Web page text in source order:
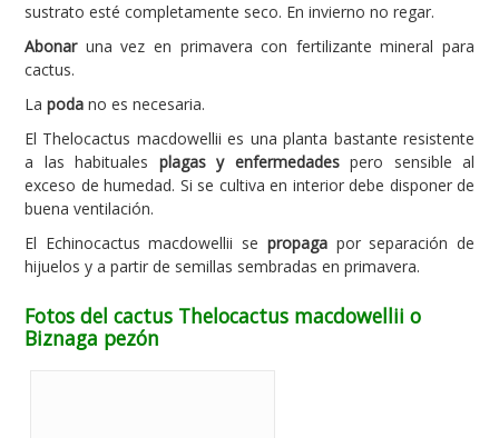
sustrato esté completamente seco. En invierno no regar.
Abonaruna vez en primavera con fertilizante mineral para
cactus.
La poda no es necesaria.
El Thelocactus macdowellii es una planta bastante resistente
a las habituales plagas y enfermedadespero sensible al
exceso de humedad. Si se cultiva en interior debe disponer de
buena ventilación.
El Echinocactus macdowellii se propagapor separación de
hijuelos y a partir de semillas sembradas en primavera.
Fotos del cactus Thelocactus macdowellii o
Biznaga pezón